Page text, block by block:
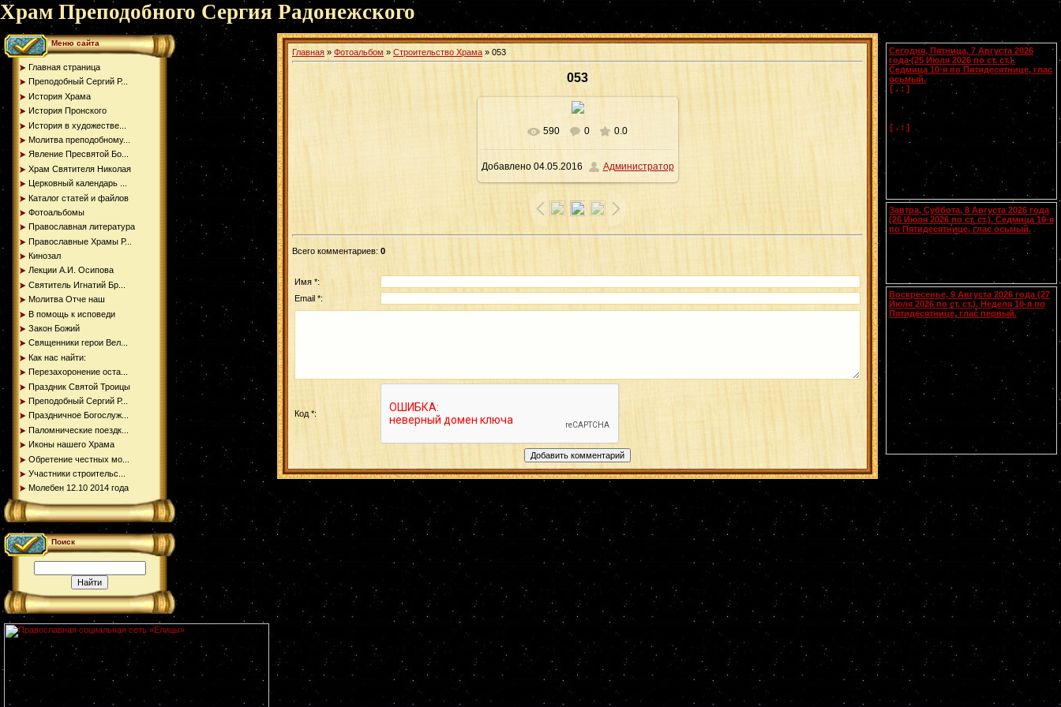
Храм Преподобного Сергия Радонежского
Меню сайта
Главная страница
Преподобный Сергий Р...
История Храма
История Пронского
История в художестве...
Молитва преподобному...
Явление Пресвятой Бо...
Храм Святителя Николая
Церковный календарь ...
Каталог статей и файлов
Фотоальбомы
Православная литература
Православные Храмы Р...
Кинозал
Лекции А.И. Осипова
Святитель Игнатий Бр...
Молитва Отче наш
В помощь к исповеди
Закон Божий
Священники герои Вел...
Как нас найти:
Перезахоронение оста...
Праздник Святой Троицы
Преподобный Сергий Р...
Праздничное Богослуж...
Паломнические поездк...
Иконы нашего Храма
Обретение честных мо...
Участники строительс...
Молебен 12.10 2014 года
Поиск
Главная » Фотоальбом » Строительство Храма » 053
053
В реальном размере 1600x1065
183.1Kb
590 0 0.0
Добавлено04.05.2016 Администратор
Всего комментариев: 0
Имя *:
Email *:
Код *:
Сегодня, Пятница, 7 Августа 2026
года (25 Июля 2026 по ст. ст.).
Седмица 10-я по Пятидесятнице, глас
осьмый.
[.:]
Успение прав. Анны
Пресвятой Богородицы. Свв. жен
Олимпиады диакониссы (408-410) и
Евпраксии девы, Тавеннской (413).
[.:]
Унженского (1444). Мчч. Санкта,
Маттура, Аттала и Бландины, Лионских
(553).
Чтения на этот год не определены
Завтра, Суббота, 8 Августа 2026 года
(26 Июля 2026 по ст. ст.). Седмица 10-я
по Пятидесятнице, глас осьмый.
Сщмчч. Ермолая, Ермиппа и Ермократа,
иереев Никомидийских (ок. 305). Прп.
Моисея Угрина, Печерского, в Ближних
(138-161).
Воскресенье, 9 Августа 2026 года (27
Июля 2026 по ст. ст.). Неделя 10-я по
Пятидесятнице, глас первый.
Собор Смоленских святых
переходящее празднование в
воскресенье перед 28 июля
[.:]
Вмч.
(305). Прп.
Германа Аляскинского (1837). Блж.
Николая Кочанова, Христа ради
юродивого, Новгородского (1392). Прп.
Анфисы игумении и 90 сестер ее (VIII).
Свт. Иоасафа, митр. Московского.
Охридского (916), Наума, Саввы,
Горазда и Ангеляра, учеников свв.
Христодула (1777) (
Греч.